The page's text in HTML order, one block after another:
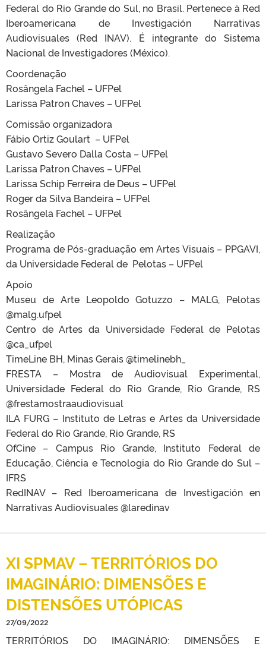
Federal do Rio Grande do Sul, no Brasil. Pertenece à Red
Iberoamericana de Investigación Narrativas
Audiovisuales (Red INAV). É integrante do Sistema
Nacional de Investigadores (México).
Coordenação
Rosângela Fachel – UFPel
Larissa Patron Chaves – UFPel
Comissão organizadora
Fábio Ortiz Goulart – UFPel
Gustavo Severo Dalla Costa – UFPel
Larissa Patron Chaves – UFPel
Larissa Schip Ferreira de Deus – UFPel
Roger da Silva Bandeira – UFPel
Rosângela Fachel – UFPel
Realização
Programa de Pós-graduação em Artes Visuais – PPGAVI,
da Universidade Federal de Pelotas – UFPel
Apoio
Museu de Arte Leopoldo Gotuzzo – MALG, Pelotas
@malg.ufpel
Centro de Artes da Universidade Federal de Pelotas
@ca_ufpel
TimeLine BH, Minas Gerais @timelinebh_
FRESTA – Mostra de Audiovisual Experimental,
Universidade Federal do Rio Grande, Rio Grande, RS
@frestamostraaudiovisual
ILA FURG – Instituto de Letras e Artes da Universidade
Federal do Rio Grande, Rio Grande, RS
OfCine – Campus Rio Grande, Instituto Federal de
Educação, Ciência e Tecnologia do Rio Grande do Sul –
IFRS
RedINAV – Red Iberoamericana de Investigación en
Narrativas Audiovisuales @laredinav
XI SPMAV – TERRITÓRIOS DO
IMAGINÁRIO: DIMENSÕES E
DISTENSÕES UTÓPICAS
27/09/2022
TERRITÓRIOS DO IMAGINÁRIO: DIMENSÕES E